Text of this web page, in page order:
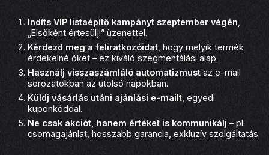
Indíts VIP listaépítő kampányt szeptember végén
„Elsőként értesülj!” üzenettel.
Kérdezd meg a feliratkozóidat , hogy melyik termék
érdekelné őket – ez kiváló szegmentálási alap.
Használj visszaszámláló automatizmust az e-mail
sorozatokban az utolsó napokban.
Küldj vásárlás utáni ajánlási e-mailt , egyedi
kuponkóddal.
Ne csak akciót, hanem értéket is kommunikálj – pl.
csomagajánlat, hosszabb garancia, exkluzív szolgáltatás.